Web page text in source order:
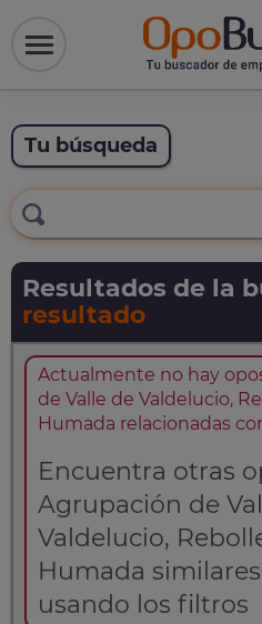
Tu búsqueda
Resultados de la
resultado
Actualmente no hay
de Valle de Valdelucio,
Humada relacionadas
Encuentra otras
Agrupación de
Valdelucio,
Humada
usando los filtros